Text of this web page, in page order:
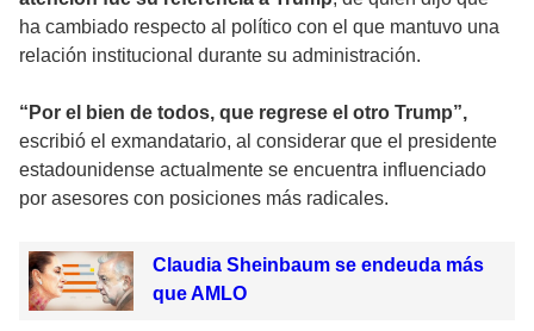
ha cambiado respecto al político con el que mantuvo una
relación institucional durante su administración.
“Por el bien de todos, que regrese el otro Trump”,
escribió el exmandatario, al considerar que el presidente
estadounidense actualmente se encuentra influenciado
por asesores con posiciones más radicales.
Claudia Sheinbaum se endeuda más
que AMLO